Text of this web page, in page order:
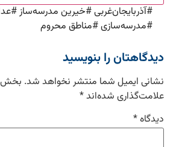
#آذربایجان‌غربی#خیرین مدرسه‌ساز#
#مدرسه‌سازی#مناطق محروم
دیدگاهتان را بنویسید
نشانی ایمیل شما منتشر نخواهد شد.
علامت‌گذاری شده‌اند*
دیدگاه*